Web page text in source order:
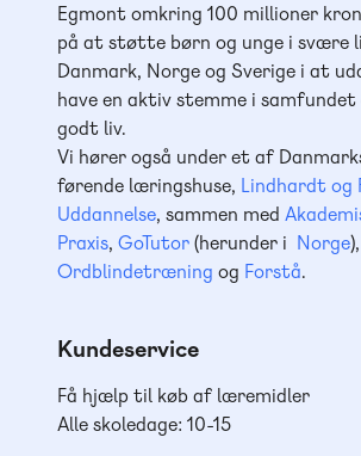
Egmont omkring 100 millioner
på at støtte børn og unge i svære
Danmark, Norge og Sverige i at
have en aktiv stemme i samfundet
godt liv.
Vi hører også under et af
førende læringshuse, Lindhardt og
Uddannelse, sammen med
Praxis, GoTutor(herunder i Norge),
Ordblindetræning og Forstå.
Kundeservice
Få hjælp til køb af læremidler
Alle skoledage: 10-15